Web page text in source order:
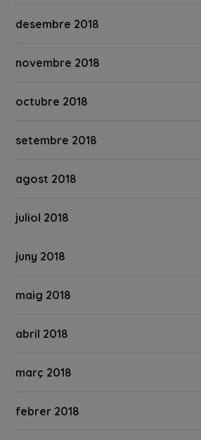
desembre 2018
novembre 2018
octubre 2018
setembre 2018
agost 2018
juliol 2018
juny 2018
maig 2018
abril 2018
març 2018
febrer 2018